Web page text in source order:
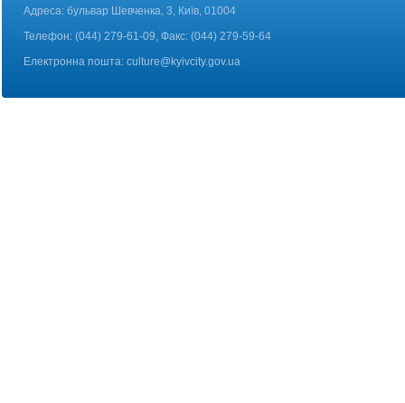
Адреса: бульвар Шевченка, 3, Київ, 01004
Телефон: (044) 279-61-09, Факс: (044) 279-59-64
Електронна пошта: culture@kyivcity.gov.ua